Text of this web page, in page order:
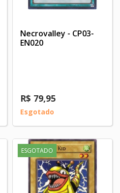
Necrovalley - CP03-
EN020
R$ 79,95
Esgotado
ESGOTADO